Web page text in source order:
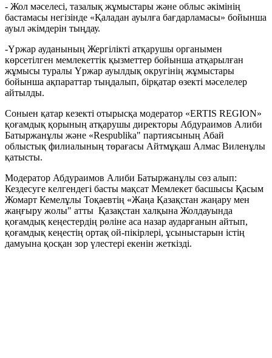
- Жол мәселесі, тазалық жұмыстары және облыс әкімінің
бастамасы негізінде «Қаладан ауылға бағдарламасы» бойынша
ауыл әкімдерін тыңдау.
-Үржар ауданының Жергілікті атқарушы органымен
көрсетілген мемлекеттік қызметтер бойынша атқарылған
жұмысы туралы Үржар ауылдық округінің жұмыстары
бойынша ақпараттар тыңдалып, бірқатар өзекті мәселелер
айтылды.
Соныен қатар кезекті отырысқа модератор «ERTIS REGION»
қоғамдық қорының атқарушы директоры Абдураимов Алиби
Батыржанұлы және «Respublika" партиясының Абай
облыстық филиалының төрағасы Айтмұқаш Алмас Виленұлы
қатысты.
Модератор Абдураимов Алиби Батыржанұлы сөз алып:
Кездесуге келгендегі басты мақсат Мемлекет басшысы Қасым
Жомарт Кемелұлы Тоқаевтің «Жаңа Қазақстан жаңару мен
жаңғыру жолы" атты Қазақстан халқына Жолдауында
қоғамдық кеңестердің рөліне аса назар аударғанын айтып,
қоғамдық кеңестің ортақ ой-пікірлері, ұсыныстарын істің
дамуына қосқан зор үлестері екенін жеткізді.